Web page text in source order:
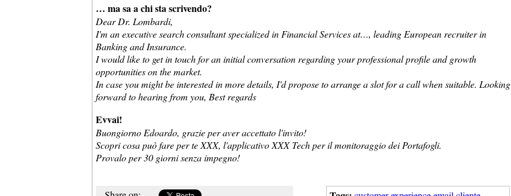
… ma sa a chi sta scrivendo?
Dear Dr. Lombardi,
I'm an executive search consultant specialized in Financial Services at…, leading European recruiter in
Banking and Insurance.
I would like to get in touch for an initial conversation regarding your professional profile and growth
opportunities on the market.
In case you might be interested in more details, I'd propose to arrange a slot for a call when suitable. Looking
forward to hearing from you, Best regards
Evvai!
Buongiorno Edoardo, grazie per aver accettato l'invito!
Scopri cosa può fare per te XXX, l'applicativo XXX Tech per il monitoraggio dei Portafogli.
Provalo per 30 giorni senza impegno!